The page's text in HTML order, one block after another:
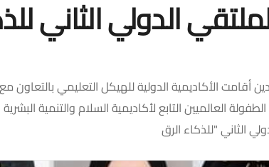
الدولي الثاني
أقامت الأكاديمية الدولية للهيكل التعليمي
العالميين التابع لأكاديمية السلام والتنمية
الثاني "للذكاء الرق